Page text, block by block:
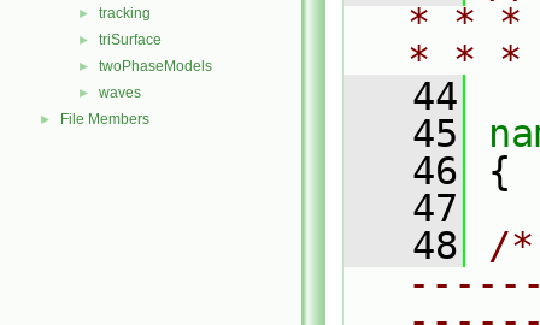
► tracking
► triSurface
► twoPhaseModels
► waves
► File Members
* * *
* *
   44
   45
   46
{
   47
   48
/